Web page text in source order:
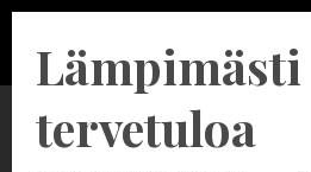
Lämpimästi
tervetuloa